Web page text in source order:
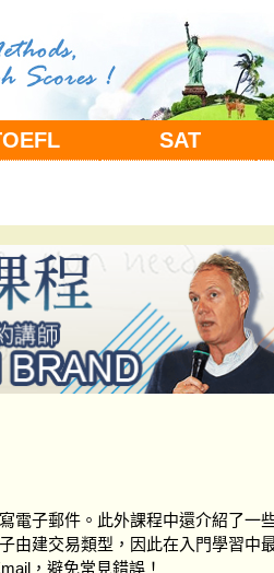
SAT
電子郵件。此外課程中還介紹了一
由建交易類型，因此在入門學習中
，避免常見錯誤！